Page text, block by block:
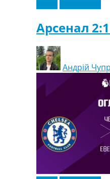
Арсенал 2:1
Андрій